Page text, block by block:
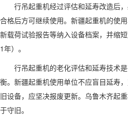
行吊起重机经过评估和延寿改造后
合格后方可继续使用。新疆起重机的使
新载荷试验报告等纳入设备档案，并缩
1年）。
行吊起重机的老化评估和延寿技术
衡。新疆起重机使用单位不应盲目延寿
旧设备，应坚决报废更新。乌鲁木齐起
于守旧。